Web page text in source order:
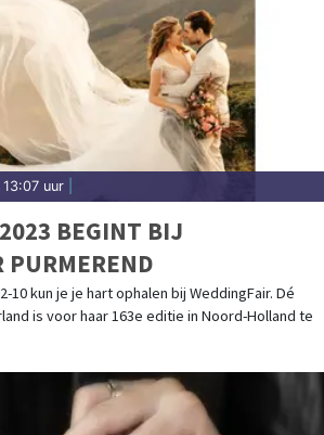
uur
BEGINT BIJ
PURMEREND
10 kun je je hart ophalen bij WeddingFair. Dé
is voor haar 163e editie in Noord-Holland te